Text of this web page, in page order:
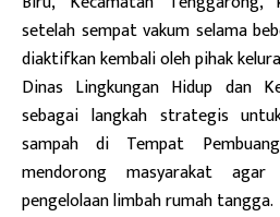
setelah sempat vakum selama
diaktifkan kembali oleh pihak
Dinas Lingkungan Hidup dan
sebagai langkah strategis
sampah di Tempat
mendorong masyarakat
pengelolaan limbah rumah tangga.